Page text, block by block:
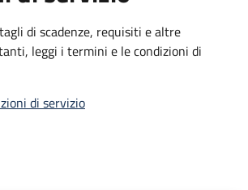
di scadenze, requisiti e altre
leggi i termini e le condizioni di
di servizio